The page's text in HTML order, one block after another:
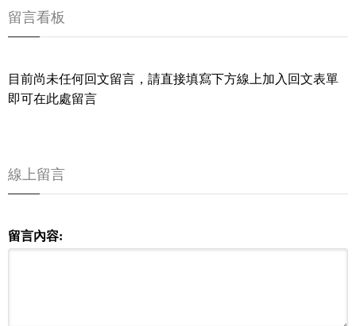
留言看板
目前尚未任何回文留言，請直接填寫下方線上加入回文表單
即可在此處留言
線上留言
留言內容: